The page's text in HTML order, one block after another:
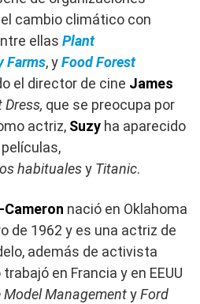
cambio climático con
ellas Plant
Farms, yFood Forest
el director de cine James
Dress, que se preocupa por
actriz, Suzy ha aparecido
habitualesy Titanic.
Cameron nació en Oklahoma
de 1962 y es una actriz de
además de activista
en Francia y en EEUU
Model ManagementyFord